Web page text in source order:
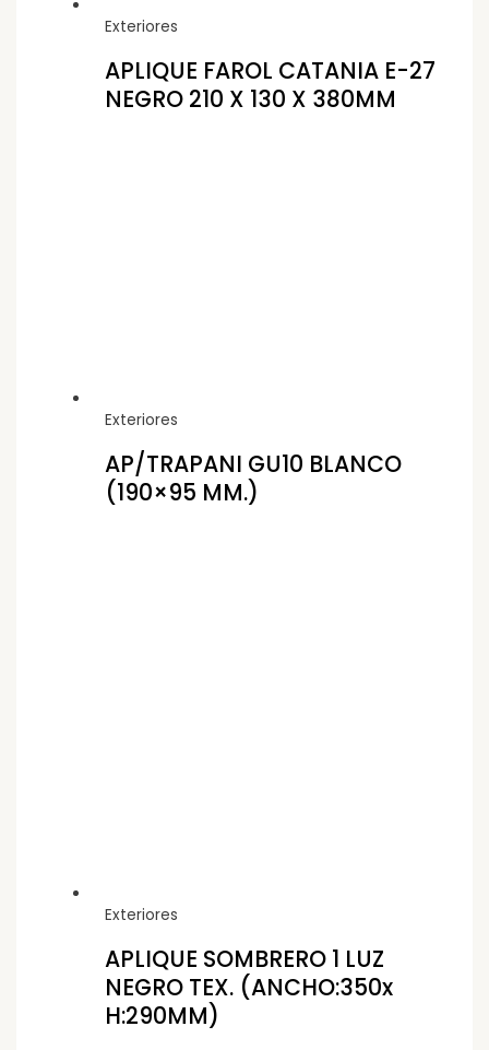
Exteriores
APLIQUE FAROL CATANIA E-27
NEGRO 210 X 130 X 380MM
Exteriores
AP/TRAPANI GU10 BLANCO
(190×95 MM.)
Exteriores
APLIQUE SOMBRERO 1 LUZ
NEGRO TEX. (ANCHO:350x
H:290MM)